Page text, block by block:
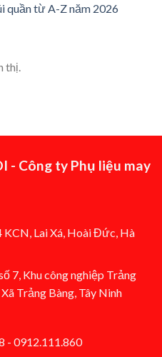
quần từ A-Z năm 2026
thị.
- Công ty Phụ liệu may
Lai Xá, Hoài Đức, Hà
7, Khu công nghiệp Trảng
Trảng Bàng, Tây Ninh
- 0912.111.860